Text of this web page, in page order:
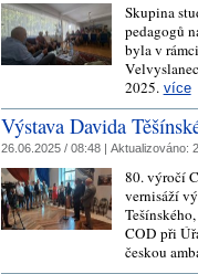
Skupina
pedagogů
byla v
2025. více
Výstava Davida
26.06.2025 / 08:48 | Aktualizováno:
80. výročí
vernisáží
COD při
českou